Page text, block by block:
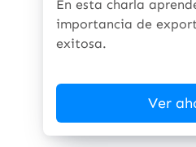
En esta charla
importancia de
exitosa.
Ver